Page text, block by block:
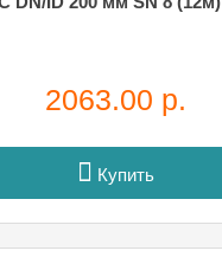
2063.00 р.
Купить